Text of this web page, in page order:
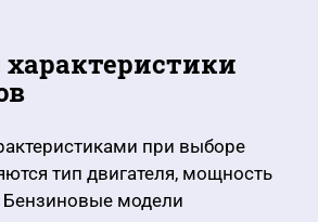
при выборе
тип двигателя, мощность
Бензиновые модели